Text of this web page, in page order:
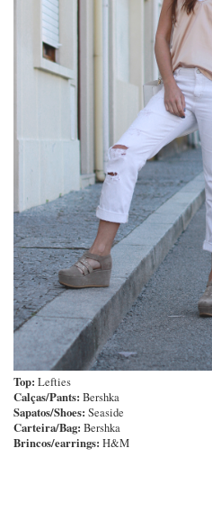
Top: Lefties
Calças/Pants: Bershka
Sapatos/Shoes: Seaside
Carteira/Bag: Bershka
Brincos/earrings: H&M